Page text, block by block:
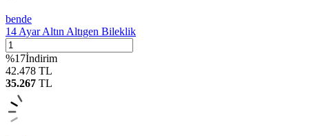
bende
14 Ayar Altın Altıgen Bileklik
%17İndirim
42.478 TL
35.267 TL